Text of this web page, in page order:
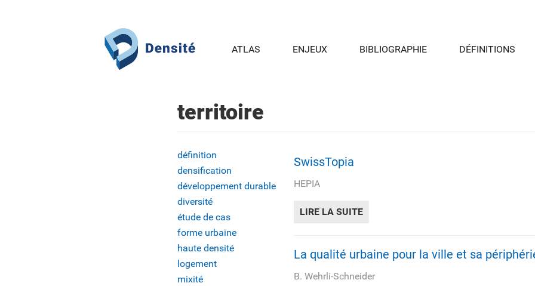
ATLAS ENJEUX BIBLIOGRAPHIE DÉFINITIONS
territoire
définition
densification
développement durable
diversité
étude de cas
forme urbaine
haute densité
logement
mixité
SwissTopia
HEPIA
LIRE LA SUITE
La qualité urbaine pour la ville et sa
B. Wehrli-Schneider